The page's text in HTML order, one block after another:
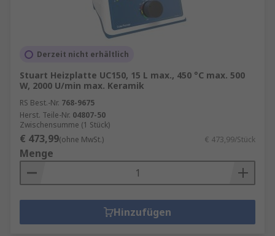
Derzeit nicht erhältlich
Stuart Heizplatte UC150, 15 L max., 450 °C max. 500
W, 2000 U/min max. Keramik
RS Best.-Nr. 768-9675
Herst. Teile-Nr. 04807-50
Zwischensumme (1 Stück)
€ 473,99(ohne MwSt.) € 473,99/Stück
Menge
Hinzufügen